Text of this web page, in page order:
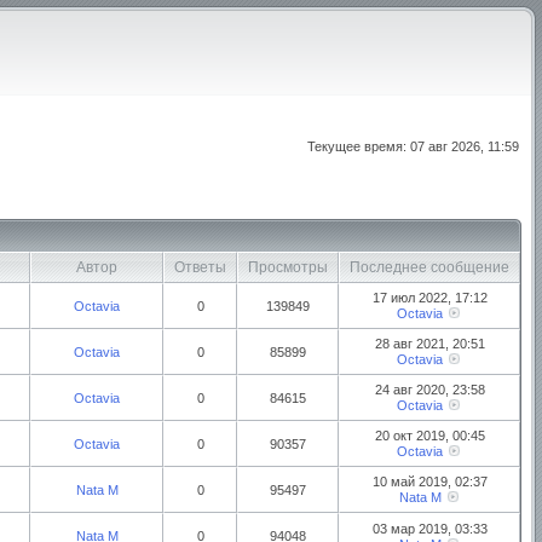
Текущее время: 07 авг 2026, 11:59
Автор Ответы Просмотры Последнее сообщение
Octavia 0 139849
17 июл 2022, 17:12
Octavia
Octavia 0 85899
28 авг 2021, 20:51
Octavia
Octavia 0 84615
24 авг 2020, 23:58
Octavia
Octavia 0 90357
20 окт 2019, 00:45
Octavia
Nata M 0 95497
10 май 2019, 02:37
Nata M
Nata M 0 94048
03 мар 2019, 03:33